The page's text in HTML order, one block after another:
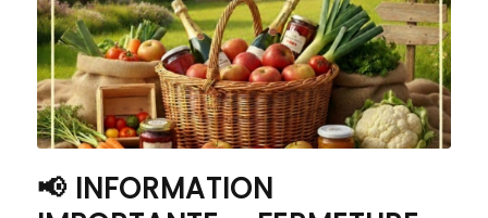
📢 INFORMATION